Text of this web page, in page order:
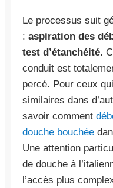
Le processus suit
: aspiration des
test d’étanchéité.
conduit est
percé. Pour ceux
similaires dans
savoir comment
douche bouchée
Une attention
de douche à
l’accès plus